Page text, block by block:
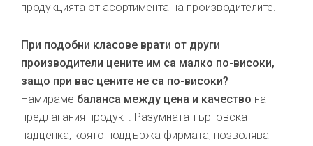
продукцията от асортимента на производителите.
При подобни класове врати от други
производители цените им са малко по-високи,
защо при вас цените не са по-високи?
Намираме баланса между цена и качество на
предлагания продукт. Разумната търговска
надценка, която поддържа фирмата, позволява